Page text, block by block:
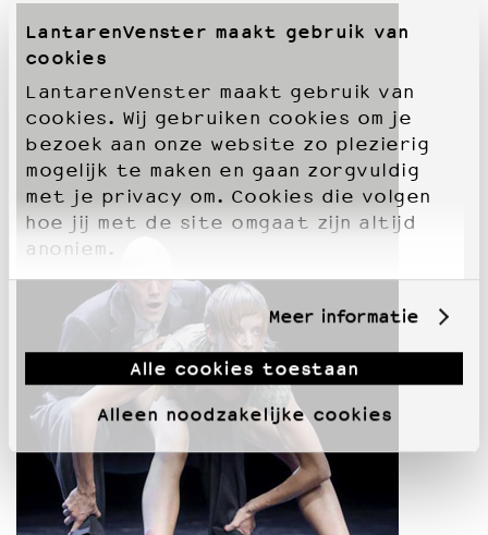
LantarenVenster maakt gebruik van
cookies
LantarenVenster maakt gebruik van
cookies. Wij gebruiken cookies om je
bezoek aan onze website zo plezierig
mogelijk te maken en gaan zorgvuldig
met je privacy om. Cookies die volgen
hoe jij met de site omgaat zijn altijd
anoniem.
Meer informatie
Alle cookies toestaan
Alleen noodzakelijke cookies